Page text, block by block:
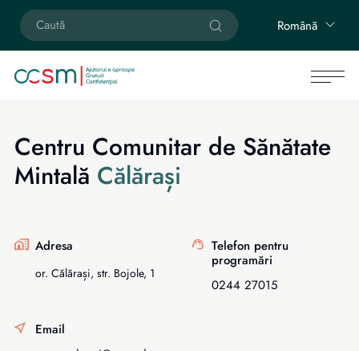
Română
Centru Comunitar de Sănătate
Mintală Călărași
Adresa
or. Călărași, str. Bojole, 1
Telefon pentru
programări
0244 27015
Email